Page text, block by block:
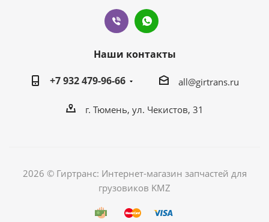
Наши контакты
+7 932 479-96-66
all@girtrans.ru
г. Тюмень, ул. Чекистов, 31
2026 © Гиртранс: Интернет-магазин запчастей для
грузовиков KMZ